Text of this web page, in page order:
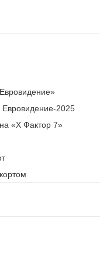
Евровидение-2025
«Х Фактор 7»